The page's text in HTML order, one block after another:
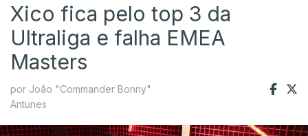
Xico fica pelo top 3 da
Ultraliga e falha EMEA
Masters
por João "Commander Bonny"
Antunes